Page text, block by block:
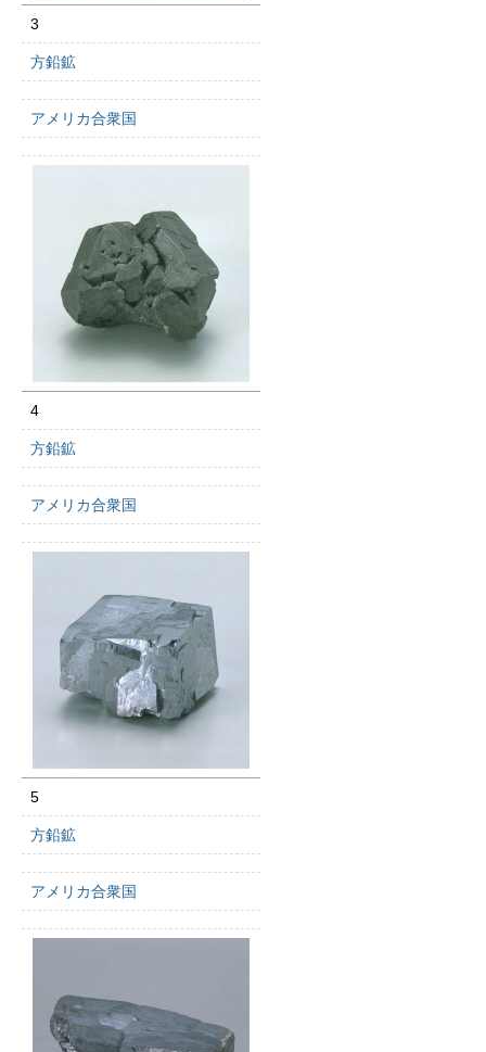
3
方鉛鉱
アメリカ合衆国
4
方鉛鉱
アメリカ合衆国
5
方鉛鉱
アメリカ合衆国